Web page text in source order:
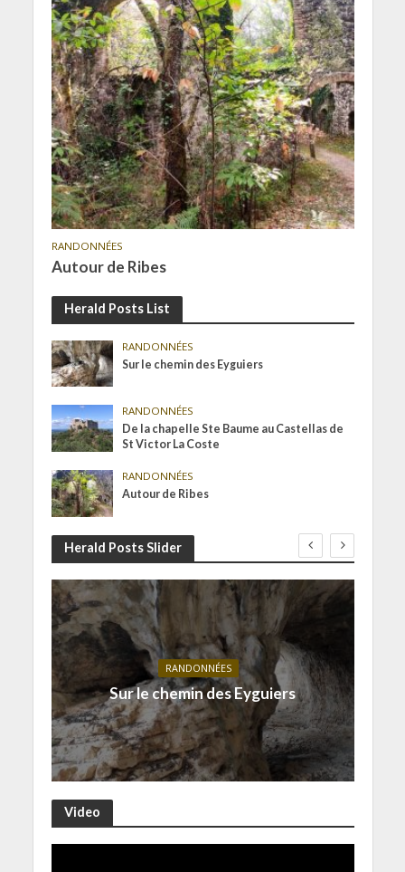
RANDONNÉES
Autour de Ribes
Herald Posts List
RANDONNÉES
Sur le chemin des Eyguiers
RANDONNÉES
De la chapelle Ste Baume au Castellas de
St Victor La Coste
RANDONNÉES
Autour de Ribes
Herald Posts Slider
RANDONNÉES
Sur le chemin des Eyguiers
Video